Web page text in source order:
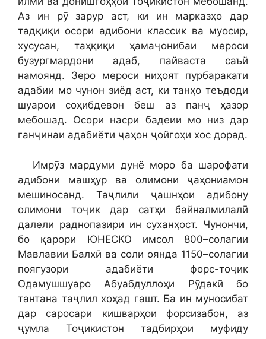
Аз ин рӯ зарур аст, ки ин марказҳо дар
тадқиқи осори адибони классик ва муосир,
хусусан, таҳқиқи ҳамаҷонибаи мероси
бузургмардони адаб, пайваста саъй
намоянд. Зеро мероси ниҳоят пурбаракати
адабии мо чунон зиёд аст, ки танҳо теъдоди
шуарои соҳибдевон беш аз панҷ ҳазор
мебошад. Осори насри бадеии мо низ дар
ганҷинаи адабиёти ҷаҳон ҷойгоҳи хос дорад.
Имрӯз мардуми дунё моро ба шарофати
адибони машҳур ва олимони ҷаҳониамон
мешиносанд. Таҷлили ҷашнҳои адибону
олимони тоҷик дар сатҳи байналмилалӣ
далели раднопазири ин суханҳост. Чунончи,
бо қарори ЮНЕСКО имсол 800–солагии
Мавлавии Балхӣ ва соли оянда 1150–солагии
поягузори адабиёти форс-тоҷик
Одамушшуаро Абуабдуллоҳи Рӯдакӣ бо
тантана таҷлил хоҳад гашт. Ба ин муносибат
дар саросари кишварҳои форсизабон, аз
ҷумла Тоҷикистон тадбирҳои муфиду